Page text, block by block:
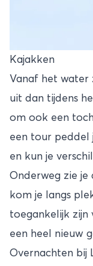
Kajakken
Vanaf het water
uit dan tijdens
om ook een
een tour peddel
en kun je
Onderweg zie je
kom je langs
toegankelijk zijn
een heel nieuw
Overnachten bij